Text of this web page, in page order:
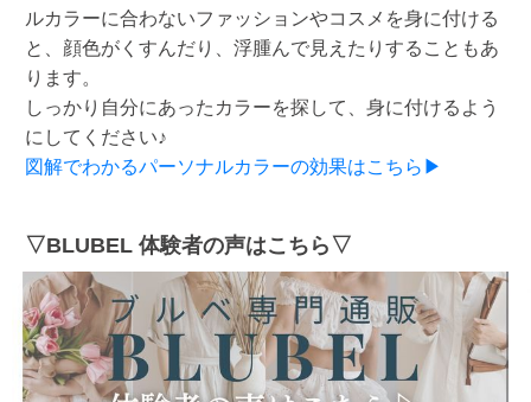
ルカラーに合わないファッションやコスメを身に付ける
と、顔色がくすんだり、浮腫んで見えたりすることもあ
ります。
しっかり自分にあったカラーを探して、身に付けるよう
にしてください♪
図解でわかるパーソナルカラーの効果はこちら▶
▽BLUBEL 体験者の声はこちら▽